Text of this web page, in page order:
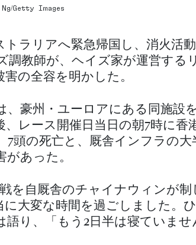
Getty Images
ラリアへ緊急帰国し、消火活
調教師が、ヘイズ家が運営する
の全容を明かした。
豪州・ユーロアにある同施設
レース開催日当日の朝7時に香
7頭の死亡と、厩舎インフラの大
あった。
を自厩舎のチャイナウィンが制
大変な時間を過ごしました。
り、「もう2日半は寝ていませ